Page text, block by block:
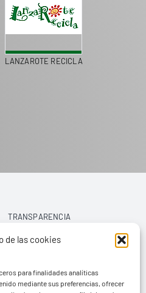
de las cookies
para finalidades analíticas
mediante sus preferencias, ofrecer
LANZAROTE RECICLA
TRANSPARENCIA
AVISO LEGAL
POLÍTICA DE PRIVACIDAD